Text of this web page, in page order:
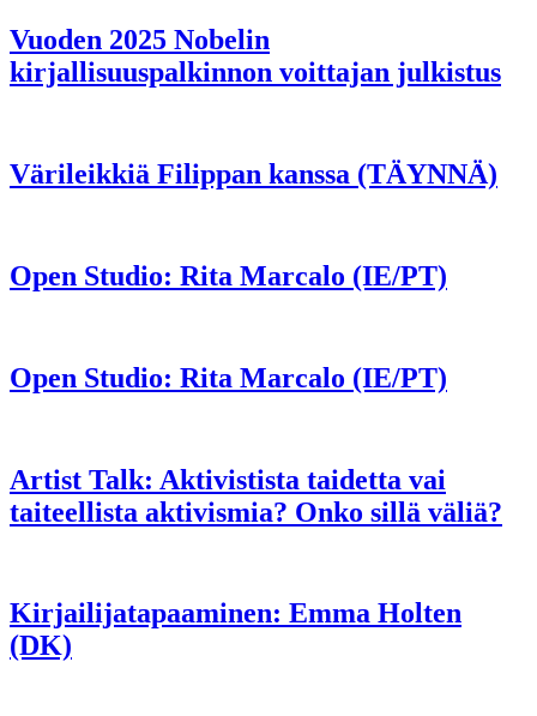
Vuoden 2025 Nobelin
kirjallisuuspalkinnon voittajan julkistus
Värileikkiä Filippan kanssa (TÄYNNÄ)
Open Studio: Rita Marcalo (IE/PT)
Open Studio: Rita Marcalo (IE/PT)
Artist Talk: Aktivistista taidetta vai
taiteellista aktivismia? Onko sillä väliä?
Kirjailijatapaaminen: Emma Holten
(DK)